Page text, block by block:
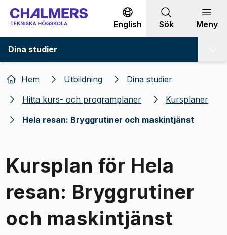
Gå till innehållet
English Sök Meny
Dina studier
Hem Utbildning
Dina studier
Hitta kurs- och programplaner
Kursplaner
Hela resan: Bryggrutiner och maskintjänst
Kursplan för Hela
resan: Bryggrutiner
och maskintjänst